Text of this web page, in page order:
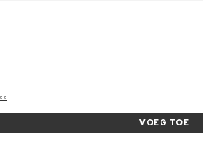
99
VOEG TOE